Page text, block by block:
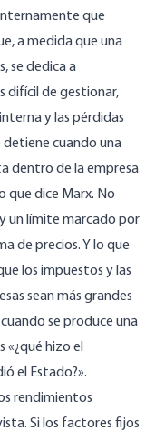
que
a medida que una
se dedica a
difícil de gestionar,
y las pérdidas
detiene cuando una
dentro de la empresa
que dice Marx. No
un límite marcado por
de precios. Y lo que
los impuestos y las
sean más grandes
se produce una
hizo el
el Estado?».
rendimientos
Si los factores fijos